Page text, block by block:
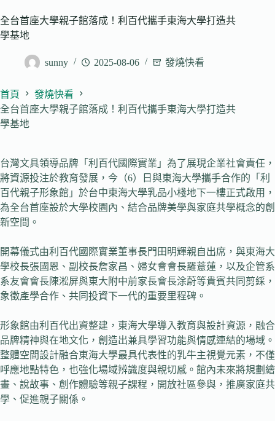
全台首座大學親子館落成！利百代攜手東海大學打造共
學基地
sunny 2025-08-06 發燒快看
首頁
發燒快看
全台首座大學親子館落成！利百代攜手東海大學打造共
學基地
台灣文具領導品牌「利百代國際實業」為了展現企業社會責任，
將資源投注於教育發展，今（6）日與東海大學攜手合作的「利
百代親子形象館」於台中東海大學乳品小棧地下一樓正式啟用，
為全台首座設於大學校園內、結合品牌美學與家庭共學概念的創
新空間。
開幕儀式由利百代國際實業董事長門田明輝親自出席，與東海大
學校長張國恩、副校長詹家昌、婦女會會長羅薏蓮，以及企管系
系友會會長陳淞屏與東大附中前家長會長涂蔚等貴賓共同剪綵，
象徵產學合作、共同投資下一代的重要里程碑。
形象館由利百代出資整建，東海大學導入教育與設計資源，融合
品牌精神與在地文化，創造出兼具學習功能與情感連結的場域。
整體空間設計融合東海大學最具代表性的乳牛主視覺元素，不僅
呼應地點特色，也強化場域辨識度與親切感。館內未來將規劃繪
畫、說故事、創作體驗等親子課程，開放社區參與，推廣家庭共
學、促進親子關係。